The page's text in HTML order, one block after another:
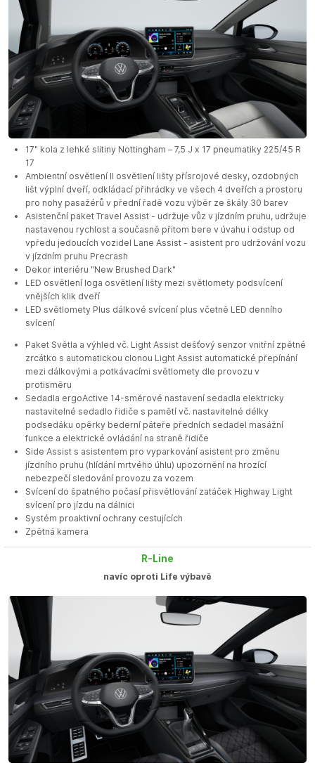
17" kola z lehké slitiny Nottingham – 7,5 J x 17 pneumatiky 225/45 R
17
Ambientní osvětlení II osvětlení lišty přísrojové desky, ozdobných
lišt výplní dveří, odkládací přihrádky ve všech 4 dveřích a prostoru
pro nohy pasažérů v přední řadě vozu výběr ze škály 30 barev
Asistenční paket Travel Assist - udržuje vůz v jízdním pruhu, udržuje
nastavenou rychlost a současně přitom bere v úvahu i odstup od
vpředu jedoucích vozidel Lane Assist - asistent pro udržování vozu
v jízdním pruhu Precrash
Dekor interiéru "New Brushed Dark"
LED osvětlení loga osvětlení lišty mezi světlomety podsvícení
vnějších klik dveří
LED světlomety Plus dálkové svícení plus včetně LED denního
svícení
Paket Světla a výhled vč. Light Assist dešťový senzor vnitřní zpětné
zrcátko s automatickou clonou Light Assist automatické přepínání
mezi dálkovými a potkávacími světlomety dle provozu v
protisměru
Sedadla ergoActive 14-směrové nastavení sedadla elektricky
nastavitelné sedadlo řidiče s pamětí vč. nastavitelné délky
podsedáku opěrky bederní páteře předních sedadel masážní
funkce a elektrické ovládání na straně řidiče
Side Assist s asistentem pro vyparkování asistent pro změnu
jízdního pruhu (hlídání mrtvého úhlu) upozornění na hrozící
nebezpečí sledování provozu za vozem
Svícení do špatného počasí přisvětlování zatáček Highway Light
svícení pro jízdu na dálnici
Systém proaktivní ochrany cestujících
Zpětná kamera
R-Line
navíc oproti Life výbavě